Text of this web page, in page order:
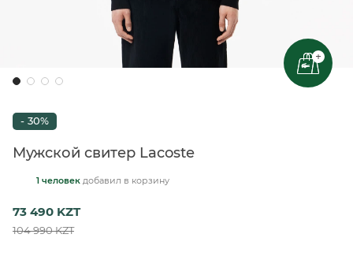
+
- 30%
Мужской свитер Lacoste
1 человек добавил в корзину
73 490 KZT
104 990 KZT